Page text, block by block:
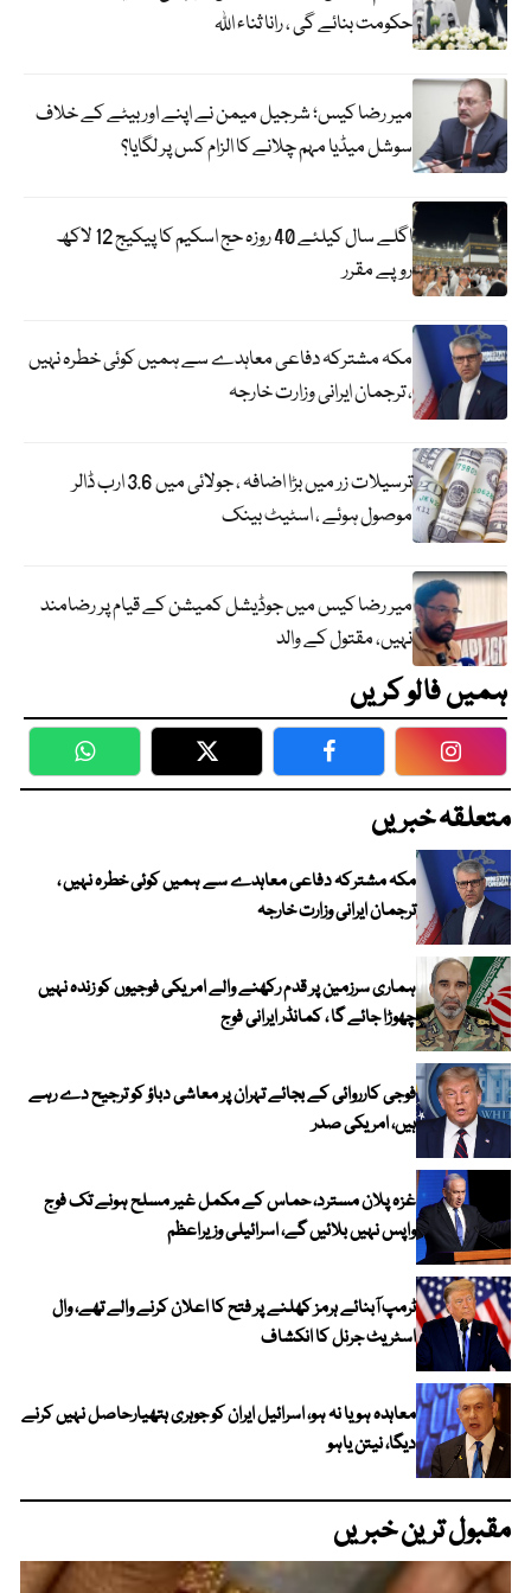
حکومت بنائے گی ، رانا ثناء اللہ
میر رضا کیس؛ شرجیل میمن نے اپنے اور بیٹے کے خلاف
سوشل میڈیا مہم چلانے کا الزام کس پر لگایا؟
اگلے سال کیلئے 40 روزہ حج اسکیم کا پیکیج 12 لاکھ
روپے مقرر
مکہ مشترکہ دفاعی معاہدے سے ہمیں کوئی خطرہ نہیں
، ترجمان ایرانی وزارت خارجہ
ترسیلات زر میں بڑا اضافہ ، جولائی میں 3.6 ارب ڈالر
موصول ہوئے ، اسٹیٹ بینک
میر رضا کیس میں جوڈیشل کمیشن کے قیام پر رضامند
نہیں، مقتول کے والد
ہمیں فالو کریں
WhatsApp Twitter Facebook
متعلقہ خبریں
مکہ مشترکہ دفاعی معاہدے سے ہمیں کوئی خطرہ نہیں ،
ترجمان ایرانی وزارت خارجہ
ہماری سرزمین پر قدم رکھنے والے امریکی فوجیوں کو زندہ نہیں
چھوڑا جائے گا ، کمانڈر ایرانی فوج
فوجی کارروائی کے بجائے تہران پر معاشی دباؤ کو ترجیح دے رہے
ہیں، امریکی صدر
غزہ پلان مسترد، حماس کے مکمل غیر مسلح ہونے تک فوج
واپس نہیں بلائیں گے، اسرائیلی وزیراعظم
ٹرمپ آبنائے ہرمز کھلنے پر فتح کا اعلان کرنے والے تھے، وال
اسٹریٹ جرنل کا انکشاف
معاہدہ ہو یا نہ ہو، اسرائیل ایران کو جوہری ہتھیارحاصل نہیں کرنے
دیگا، نیتن یاہو
مقبول ترین خبریں